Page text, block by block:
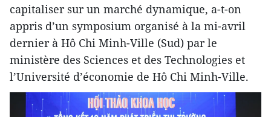
capitaliser sur un marché dynamique, a-t-on
appris d’un symposium organisé à la mi-avril
dernier à Hô Chi Minh-Ville (Sud) par le
ministère des Sciences et des Technologies et
l’Université d’économie de Hô Chi Minh-Ville.